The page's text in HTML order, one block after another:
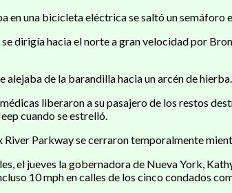
en una bicicleta eléctrica se saltó un
dirigía hacia el norte a gran velocidad por
alejaba de la barandilla hacia un arcén de
liberaron a su pasajero de los restos
cuando se estrelló.
Parkway se cerraron temporalmente
el jueves la gobernadora de Nueva York,
10 mph en calles de los cinco condados